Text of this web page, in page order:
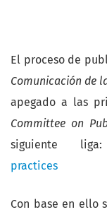
El proceso de
Comunicación de
apegado a las
Committee on
siguiente
practices
Con base en ello